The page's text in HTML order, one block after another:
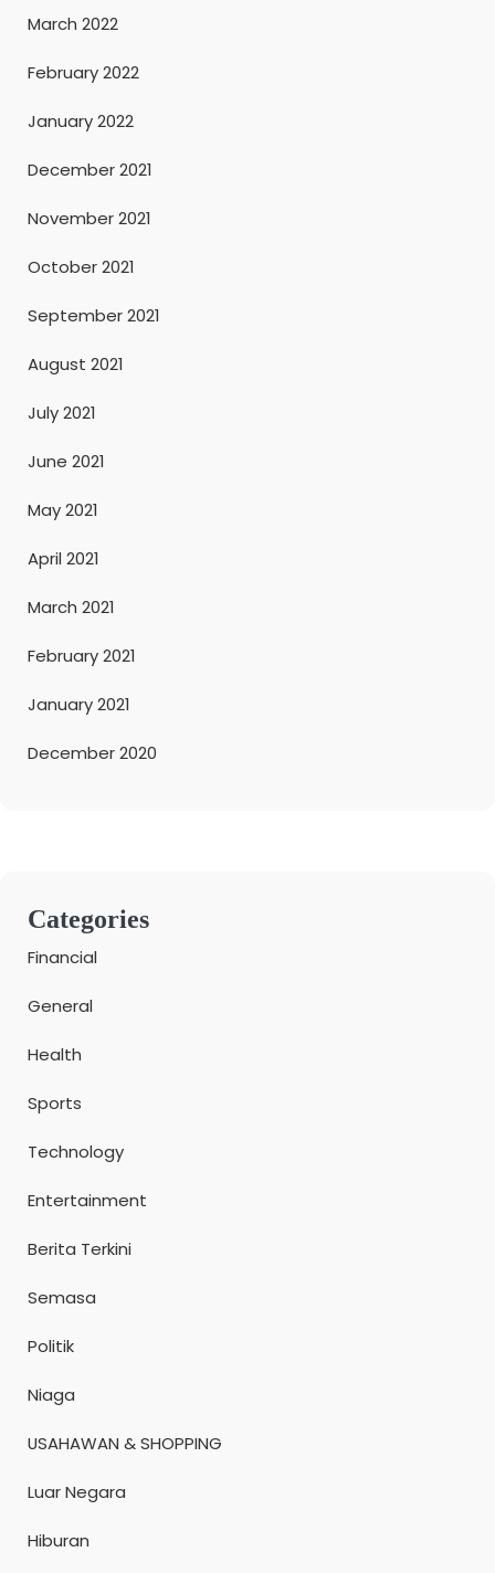
March 2022
February 2022
January 2022
December 2021
November 2021
October 2021
September 2021
August 2021
July 2021
June 2021
May 2021
April 2021
March 2021
February 2021
January 2021
December 2020
Categories
Financial
General
Health
Sports
Technology
Entertainment
Berita Terkini
Semasa
Politik
Niaga
USAHAWAN & SHOPPING
Luar Negara
Hiburan